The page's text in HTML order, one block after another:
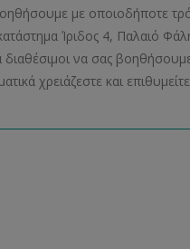
με οποιοδήποτε
Ίριδος 4, Παλαιό
διαθέσιμοι να σας
χρειάζεστε και